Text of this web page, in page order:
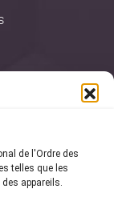
de l'Ordre des
telles que les
appareils.